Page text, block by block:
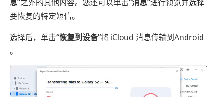
息”之外的其他内容。您还可以单击“消息”进行预览并选择
要恢复的特定短信。
选择后，单击“恢复到设备”将 iCloud 消息传输到Android
。